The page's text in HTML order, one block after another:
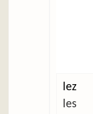
lez
les